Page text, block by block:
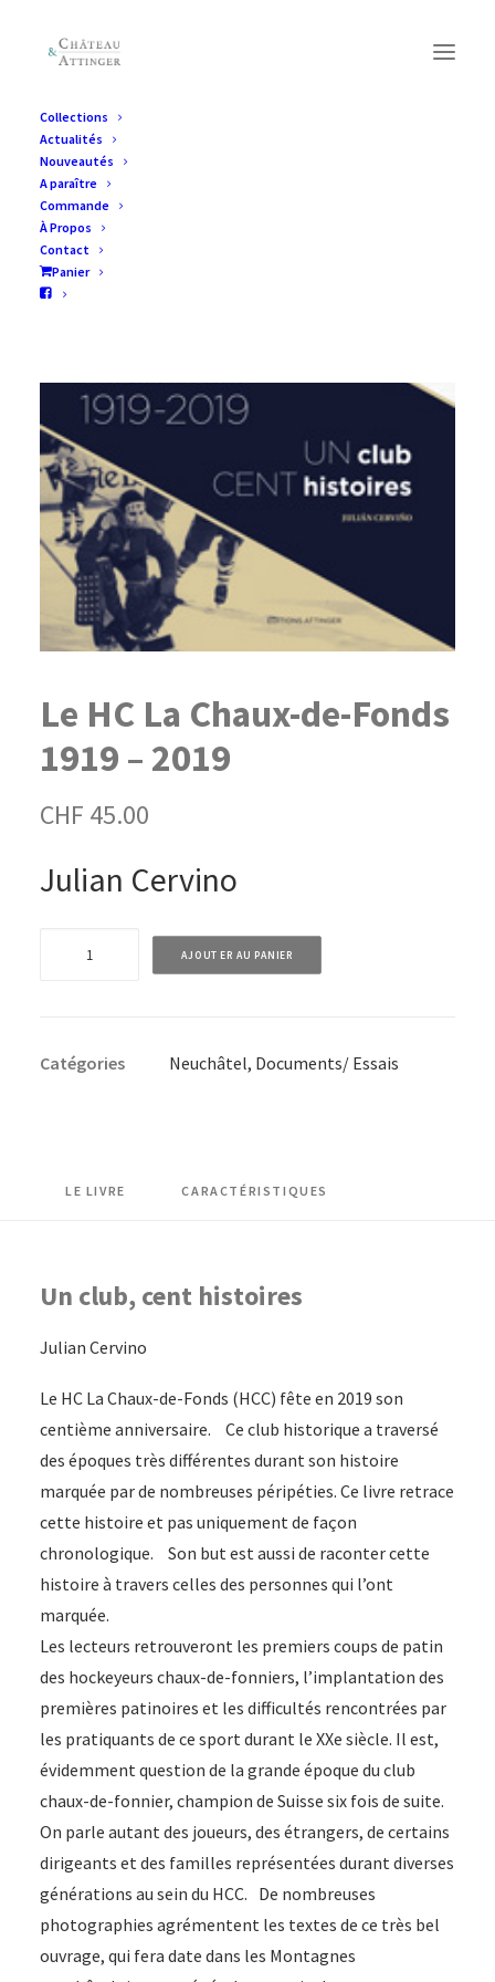
Collections
Actualités
Nouveautés
A paraître
Commande
À Propos
Contact
Panier
Le HC La Chaux-de-Fonds
1919 – 2019
CHF 45.00
Julian Cervino
La
1919
AJOUTER AU PANIER
Catégories Neuchâtel, Documents/ Essais
LE LIVRE CARACTÉRISTIQUES
Un club, cent histoires
Julian Cervino
Le HC La Chaux-de-Fonds (HCC) fête en 2019 son
centième anniversaire. Ce club historique a traversé
des époques très différentes durant son histoire
marquée par de nombreuses péripéties. Ce livre retrace
cette histoire et pas uniquement de façon
chronologique. Son but est aussi de raconter cette
histoire à travers celles des personnes qui l’ont
marquée.
Les lecteurs retrouveront les premiers coups de patin
des hockeyeurs chaux-de-fonniers, l’implantation des
premières patinoires et les difficultés rencontrées par
les pratiquants de ce sport durant le XXe siècle. Il est,
évidemment question de la grande époque du club
chaux-de-fonnier, champion de Suisse six fois de suite.
On parle autant des joueurs, des étrangers, de certains
dirigeants et des familles représentées durant diverses
générations au sein du HCC. De nombreuses
photographies agrémentent les textes de ce très bel
ouvrage, qui fera date dans les Montagnes